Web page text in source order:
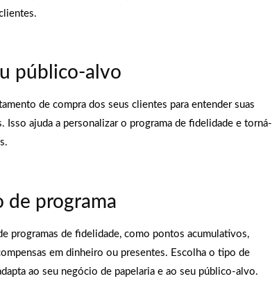
público-alvo
de compra dos seus clientes para entender suas
Isso ajuda a personalizar o programa de fidelidade e torná-
de programa
programas de fidelidade, como pontos acumulativos,
em dinheiro ou presentes. Escolha o tipo de
ao seu negócio de papelaria e ao seu público-alvo.